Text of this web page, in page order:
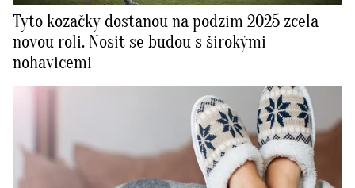
Tyto kozačky dostanou na podzim 2025 zcela
novou roli. Nosit se budou s širokými
nohavicemi